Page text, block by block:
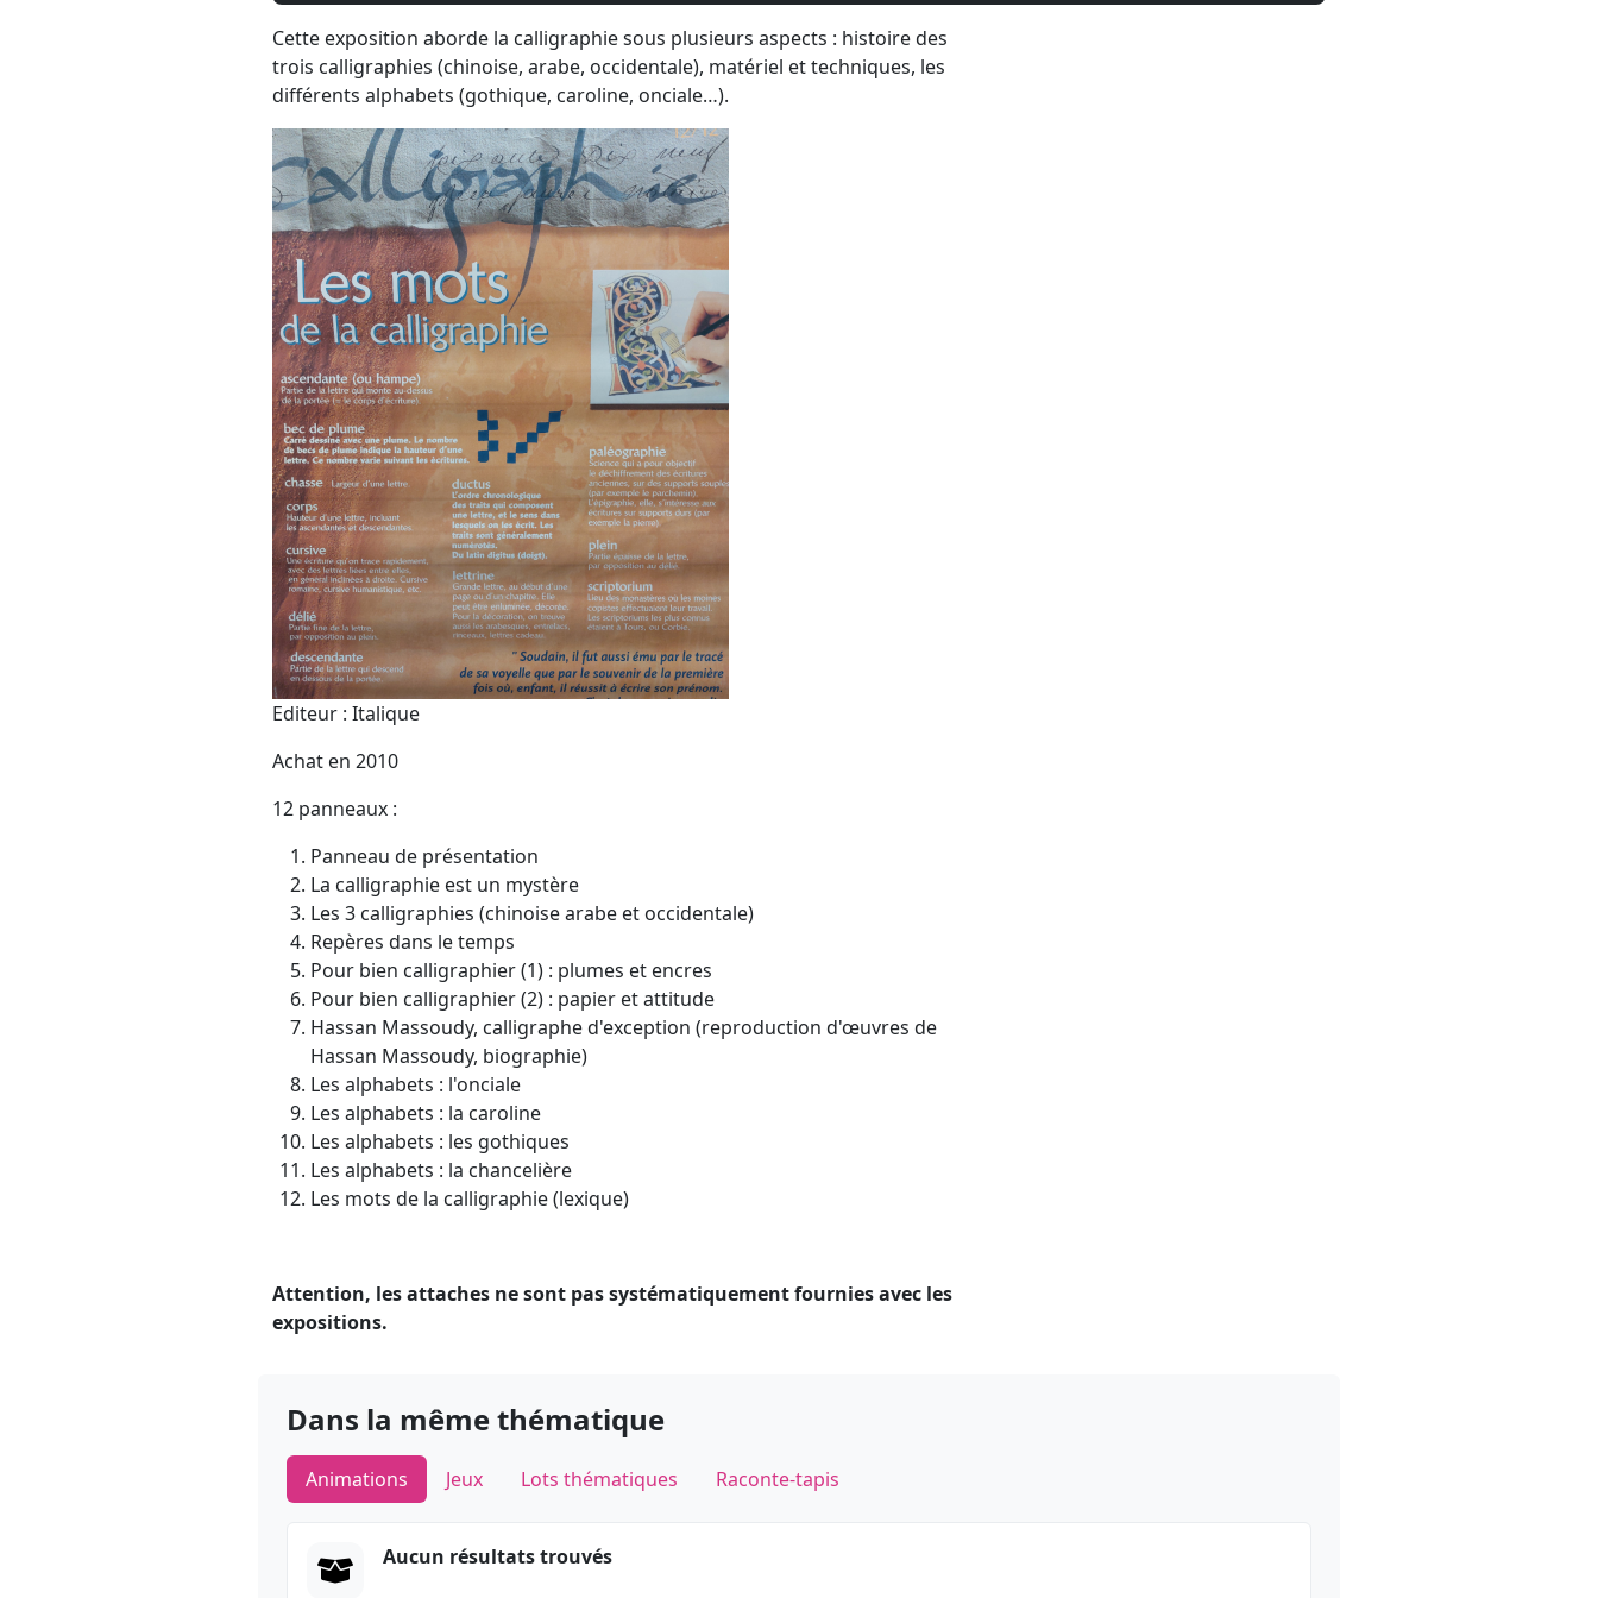
Cette exposition aborde la calligraphie sous plusieurs aspects : histoire des
trois calligraphies (chinoise, arabe, occidentale), matériel et techniques, les
différents alphabets (gothique, caroline, onciale…).
Image
Editeur : Italique
Achat en 2010
12 panneaux :
Panneau de présentation
La calligraphie est un mystère
Les 3 calligraphies (chinoise arabe et occidentale)
Repères dans le temps
Pour bien calligraphier (1) : plumes et encres
Pour bien calligraphier (2) : papier et attitude
Hassan Massoudy, calligraphe d'exception (reproduction d'œuvres de
Hassan Massoudy, biographie)
Les alphabets : l'onciale
Les alphabets : la caroline
Les alphabets : les gothiques
Les alphabets : la chancelière
Les mots de la calligraphie (lexique)
Attention, les attaches ne sont pas systématiquement fournies avec les
expositions.
Dans la même thématique
Animations Jeux Lots thématiques Raconte-tapis
Aucun résultats trouvés